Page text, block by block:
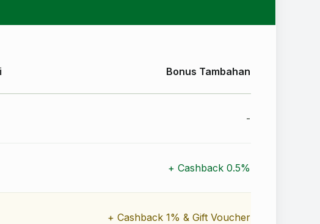
Bonus Tambahan
-
+ Cashback 0.5%
+ Cashback 1% & Gift Voucher